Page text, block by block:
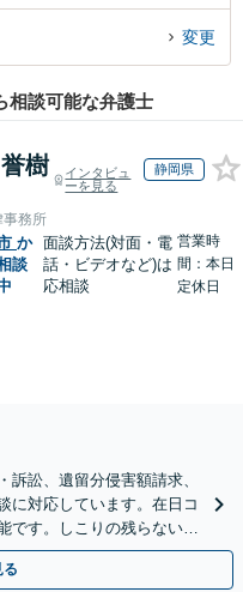
変更
相談可能な弁護士
樹
インタビュ
ーを見る
静岡県
事務所
か
談
面談方法(対面・電
話・ビデオなど)は
応相談
営業時
間：本日
定休日
訴訟、遺留分侵害額請求、
に対応しています。在日コ
です。しこりの残らない解
る